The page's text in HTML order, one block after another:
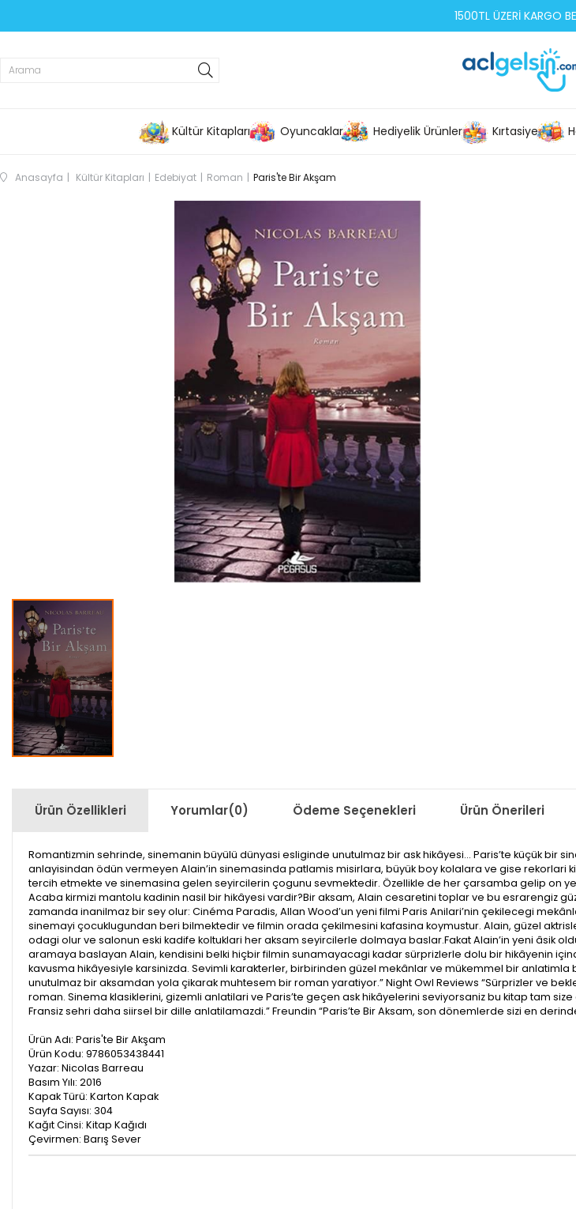
1500TL ÜZERİ KARGO
Kültür Kitapları Oyuncaklar Hediyelik Ürünler Kırtasiye
Anasayfa Kültür Kitapları Edebiyat Roman Paris'te Bir Akşam
Ürün Özellikleri Yorumlar(0) Ödeme Seçenekleri Ürün Önerileri
Romantizmin sehrinde, sinemanin büyülü dünyasi esliginde unutulmaz bir ask hikâyesi… Paris’te küçük bir
anlayisindan ödün vermeyen Alain’in sinemasinda patlamis misirlara, büyük boy kolalara ve gise
tercih etmekte ve sinemasina gelen seyircilerin çogunu sevmektedir. Özellikle de her çarsamba gelip on
Acaba kirmizi mantolu kadinin nasil bir hikâyesi vardir?Bir aksam, Alain cesaretini toplar ve bu esrarengiz
zamanda inanilmaz bir sey olur: Cinéma Paradis, Allan Wood’un yeni filmi Paris Anilari’nin çekilecegi
sinemayi çocuklugundan beri bilmektedir ve filmin orada çekilmesini kafasina koymustur. Alain, güzel
odagi olur ve salonun eski kadife koltuklari her aksam seyircilerle dolmaya baslar.Fakat Alain’in yeni âsik
aramaya baslayan Alain, kendisini belki hiçbir filmin sunamayacagi kadar sürprizlerle dolu bir hikâyenin
kavusma hikâyesiyle karsinizda. Sevimli karakterler, birbirinden güzel mekânlar ve mükemmel bir
unutulmaz bir aksamdan yola çikarak muhtesem bir roman yaratiyor.” Night Owl Reviews “Sürprizler ve
roman. Sinema klasiklerini, gizemli anlatilari ve Paris’te geçen ask hikâyelerini seviyorsaniz bu kitap tam
Fransiz sehri daha siirsel bir dille anlatilamazdi.” Freundin “Paris’te Bir Aksam, son dönemlerde sizi en
Ürün Adı: Paris'te Bir Akşam
Ürün Kodu: 9786053438441
Yazar: Nicolas Barreau
Basım Yılı: 2016
Kapak Türü: Karton Kapak
Sayfa Sayısı: 304
Kağıt Cinsi: Kitap Kağıdı
Çevirmen: Barış Sever